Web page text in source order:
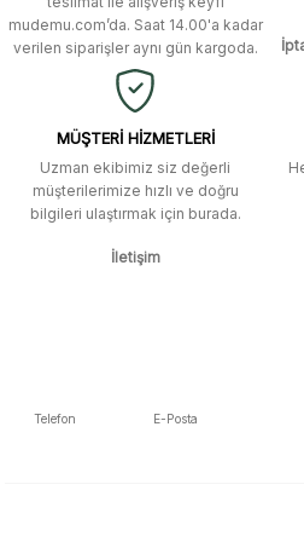
Ürün fiyatı diğer sitelerden daha pahalı.
Bu ürüne benzer farklı alternatifler
Site güvenilir ve kullanışlı, fakat
kavela ve diğer ahşap aksesuarları
menü seçeneklerinde bulunmuyor,
spesifik olarak "kavela" terimini
aratarak bulunabilir.
M... K... | 12/12/2025
Ben bu kadar hızlı bir teslimat
Ben bu kadar hızlı bir teslimat
mudemu.com’da. Saat 14.00'a kadar
verilen siparişler aynı gün kargoda.
MÜŞTERİ HİZMETLERİ
Uzman ekibimiz siz değerli
müşterilerimize hızlı ve doğru
bilgileri ulaştırmak için burada.
İletişim
Telefon E-Posta